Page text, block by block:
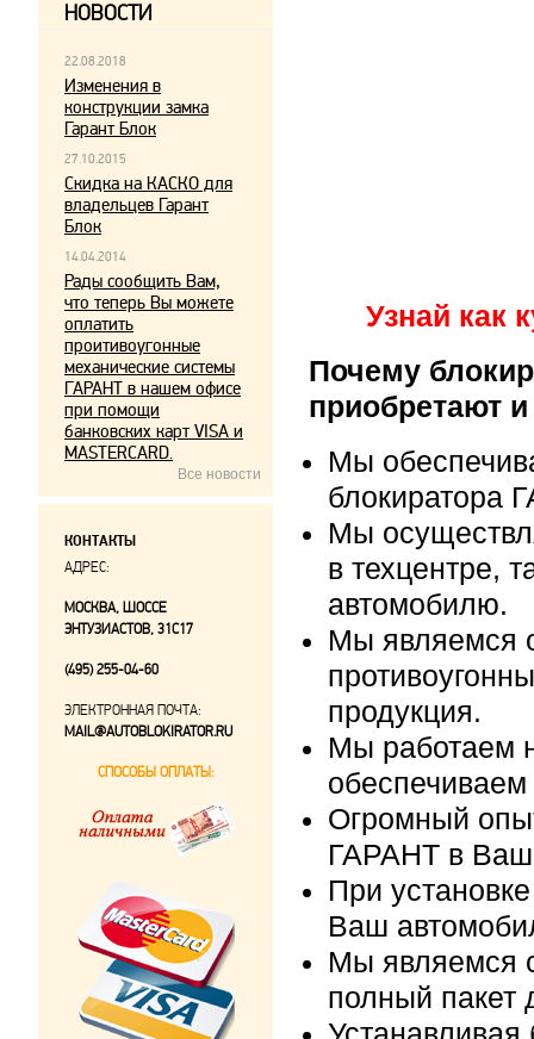
Узнай как
Почему
приобретают
Мы
блокиратора
Мы
в техцентре,
автомобилю.
Мы являемся
продукция.
Мы работаем
Огромный
ГАРАНТ в
При
Ваш
Мы являемся
полный пакет
НОВОСТИ
22.08.2018
Изменения в
конструкции замка
Гарант Блок
27.10.2015
Скидка на КАСКО для
владельцев Гарант
Блок
14.04.2014
Рады сообщить Вам,
что теперь Вы можете
оплатить
проитивоугонные
механические системы
ГАРАНТ в нашем офисе
при помощи
банковских карт VISA и
MASTERCARD.
Все новости
КОНТАКТЫ
АДРЕС:
МОСКВА, ШОССЕ
ЭНТУЗИАСТОВ, 31С17
(495) 255-04-60
ЭЛЕКТРОННАЯ ПОЧТА:
MAIL@AUTOBLOKIRATOR.RU
СПОСОБЫ ОПЛАТЫ: